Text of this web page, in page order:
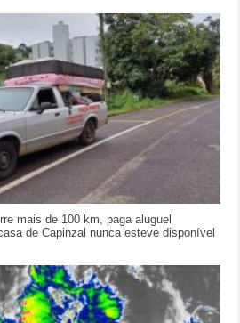
mais de 100 km, paga aluguel
de Capinzal nunca esteve disponível